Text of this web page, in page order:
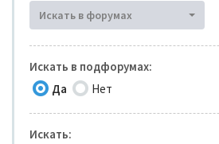
Искать в форумах
Искать в подфорумах:
Да
Нет
Искать: